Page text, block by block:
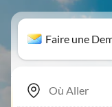
Faire une